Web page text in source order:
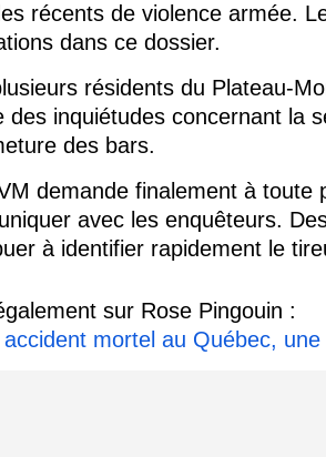
récents de violence armée.
dans ce dossier.
résidents du Plateau-
des inquiétudes concernant la
des bars.
demande finalement à
avec les enquêteurs.
à identifier rapidement le
sur Rose Pingouin :
mortel au Québec,